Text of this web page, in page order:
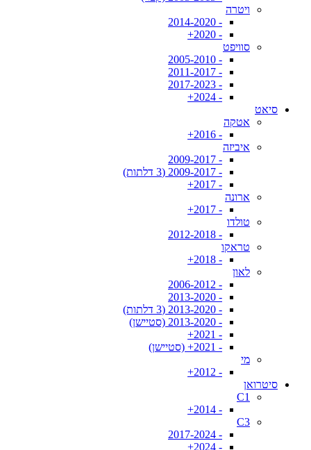
ויטרה
- 2014-2020
- 2020+
סוויפט
- 2005-2010
- 2011-2017
- 2017-2023
- 2024+
סיאט
אטקה
- 2016+
איביזה
- 2009-2017
- 2009-2017 (3 דלתות)
- 2017+
ארונה
- 2017+
טולדו
- 2012-2018
טראקו
- 2018+
לאון
- 2006-2012
- 2013-2020
- 2013-2020 (3 דלתות)
- 2013-2020 (סטיישן)
- 2021+
- 2021+ (סטיישן)
מי
- 2012+
סיטרואן
C1
- 2014+
C3
- 2017-2024
- 2024+